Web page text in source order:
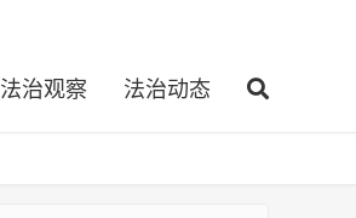
法治观察 法治动态